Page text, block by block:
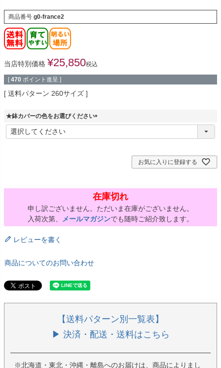
商品番号 g0-france2
当店特別価格 ¥25,850税込
[ 470 ポイント進呈 ]
送料パターン 260サイズ
★鉢カバーの色をお選びください
(
お気に入りに登録する
在庫切れ
申し訳ございません。ただいま在庫がございません。
入荷次第、
メールマガジンでも随時ご紹介致します。
レビューを書く
商品についてのお問い合わせ
【送料パターン別一覧表】
▶ 決済・配送・送料はこちら
※北海道・東北・沖縄・離島へのお届けは、商品によりまし